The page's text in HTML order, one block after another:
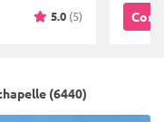
5.0 (5)
(6440)